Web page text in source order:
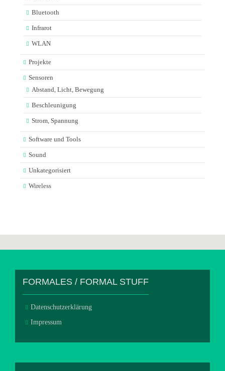
Bluetooth
Infrarot
WLAN
Projekte
Sensoren
Abstand, Licht, Bewegung
Beschleunigung
Strom, Spannung
Software und Tools
Sound
Unkategorisiert
Wireless
FORMALES / FORMAL STUFF
Datenschutzerklärung
Impressum